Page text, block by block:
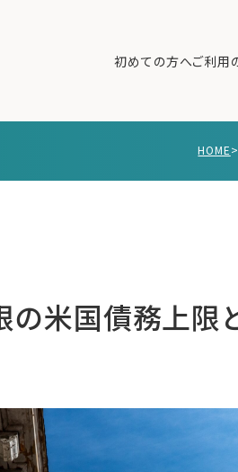
初めての方へご利用
HOME>
の米国債務上